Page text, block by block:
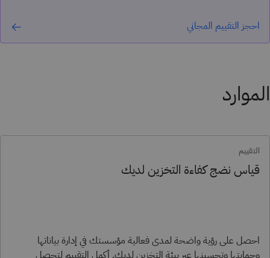
احجز التقييم المجاني
الموارد
التقييم
قياس نضج كفاءة التخزين لديك
احصل على رؤية واضحة لمدى فعالية مؤسستك في إدارة بياناتها
وحمايتها وتحسينها عبر بيئة التخزين لديك. أكمل التقييم لتحصل